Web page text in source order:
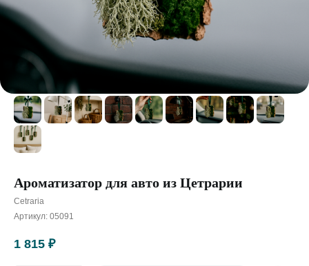
Ароматизатор для авто из Цетрарии
Cetraria
Артикул: 05091
1 815 ₽